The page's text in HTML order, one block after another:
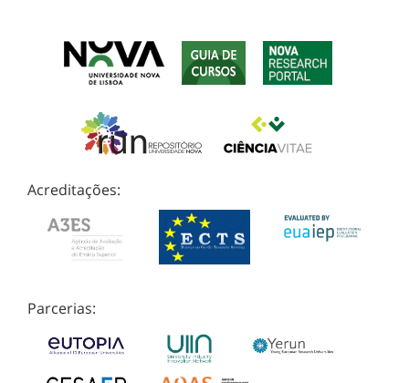
Acreditações:
Parcerias: